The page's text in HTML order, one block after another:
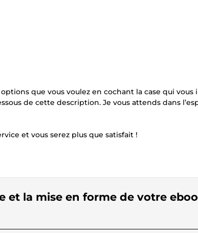
que vous voulez en cochant la case qui vous
de cette description. Je vous attends dans
et vous serez plus que satisfait !
et la mise en forme de votre